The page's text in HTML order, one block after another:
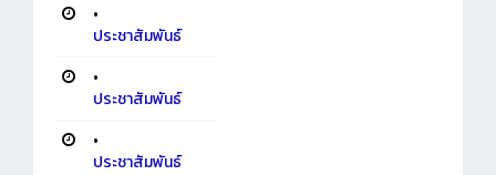
•
ประชาสัมพันธ์
•
ประชาสัมพันธ์
•
ประชาสัมพันธ์